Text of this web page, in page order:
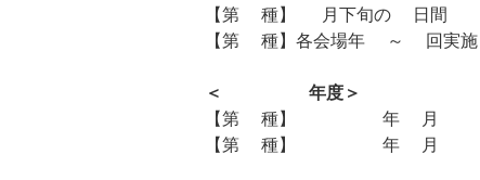
【第2種】 8月下旬の1日間
【第3種】各会場年1～3回実施
＜2026年度＞
【第1種】2026年8月19日
【第2種】2026年8月21